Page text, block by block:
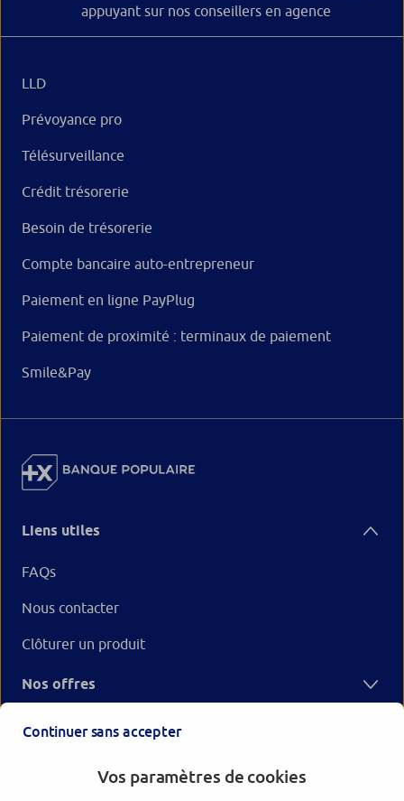
appuyant sur nos conseillers en agence
LLD
Prévoyance pro
Télésurveillance
Crédit trésorerie
Besoin de trésorerie
Compte bancaire auto-entrepreneur
Paiement en ligne PayPlug
Paiement de proximité : terminaux de paiement
Smile&Pay
Liens utiles
FAQs
Nous contacter
Clôturer un produit
Nos offres
Continuer sans accepter
Vos paramètres de cookies